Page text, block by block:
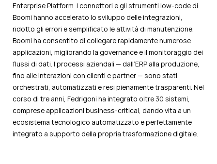
Enterprise Platform. I connettori e gli strumenti low-code di
Boomi hanno accelerato lo sviluppo delle integrazioni,
ridotto gli errori e semplificato le attività di manutenzione.
Boomi ha consentito di collegare rapidamente numerose
applicazioni, migliorando la governance e il monitoraggio dei
flussi di dati. I processi aziendali — dall’ERP alla produzione,
fino alle interazioni con clienti e partner — sono stati
orchestrati, automatizzati e resi pienamente trasparenti. Nel
corso di tre anni, Fedrigoni ha integrato oltre 30 sistemi,
comprese applicazioni business-critical, dando vita a un
ecosistema tecnologico automatizzato e perfettamente
integrato a supporto della propria trasformazione digitale.